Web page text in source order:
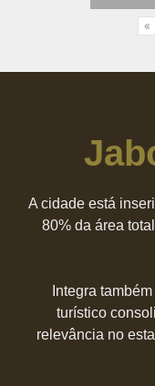
«
A cidade está
80% da área
Integra
turístico
relevância no